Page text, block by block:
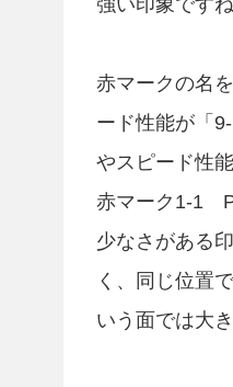
強い印象ですね
赤マークの名
ード性能が「
やスピード性
赤マーク1-1
少なさがある
く、同じ位置
いう面では大